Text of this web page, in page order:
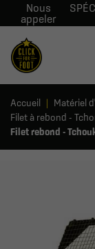
Nous
appeler
Accueil Matériel
Filet à rebond -
Filet rebond -